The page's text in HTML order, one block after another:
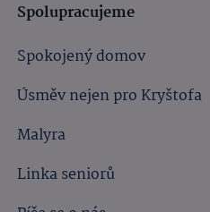
Spolupracujeme
Spokojený domov
Úsměv nejen pro Kryštofa
Malyra
Linka seniorů